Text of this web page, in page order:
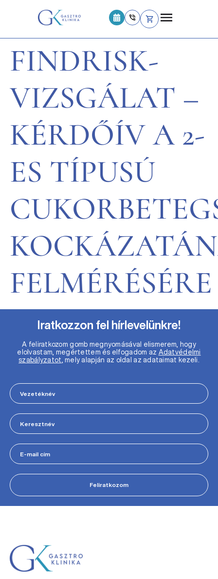
FINDRISK-
VIZSGÁLAT –
KÉRDŐÍV A 2-
ES TÍPUSÚ
FELMÉRÉSÉRE
Iratkozzon fel hírlevelünkre!
A feliratkozom gomb megnyomásával elismerem, hogy
elolvastam, megértettem és elfogadom az Adatvédelmi
szabályzatot , mely alapján az oldal az adataimat kezeli.
Feliratkozom